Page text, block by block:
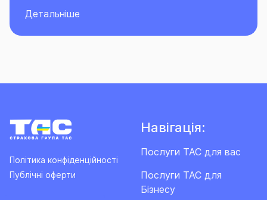
Детальніше
Політика конфіденційності
Публічні оферти
Навігація:
Послуги ТАС для вас
Послуги ТАС для
Бізнесу